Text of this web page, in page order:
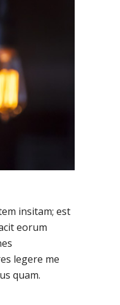
insitam; est
eorum
legere me
quam.